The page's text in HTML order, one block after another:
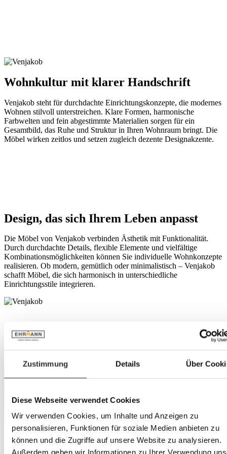
Zustimmung Details Über
Diese Webseite verwendet Cookies
Wir verwenden Cookies, um Inhalte und Anzeigen zu
personalisieren, Funktionen für soziale Medien anbieten zu
können und die Zugriffe auf unsere Website zu analysieren.
Außerdem geben wir Informationen zu Ihrer Verwendung
Wohnkultur mit klarer Handschrift
Venjakob steht für durchdachte Einrichtungskonzepte, die modernes
Wohnen stilvoll unterstreichen. Klare Formen, harmonische
Farbwelten und fein abgestimmte Materialien sorgen für ein
Gesamtbild, das Ruhe und Struktur in Ihren Wohnraum bringt. Die
Möbel wirken zeitlos und setzen zugleich dezente Designakzente.
Design, das sich Ihrem Leben anpasst
Die Möbel von Venjakob verbinden Ästhetik mit Funktionalität.
Durch durchdachte Details, flexible Elemente und vielfältige
Kombinationsmöglichkeiten können Sie individuelle Wohnkonzepte
realisieren. Ob modern, gemütlich oder minimalistisch – Venjakob
schafft Möbel, die sich harmonisch in unterschiedliche
Einrichtungsstile integrieren.